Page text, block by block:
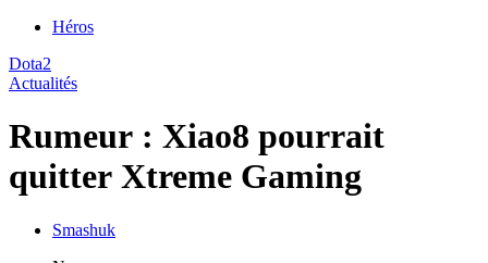
Héros
Dota2
Actualités
Rumeur : Xiao8 pourrait
quitter Xtreme Gaming
Smashuk